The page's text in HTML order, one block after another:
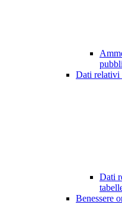
Dati relativi
Dati
Benessere